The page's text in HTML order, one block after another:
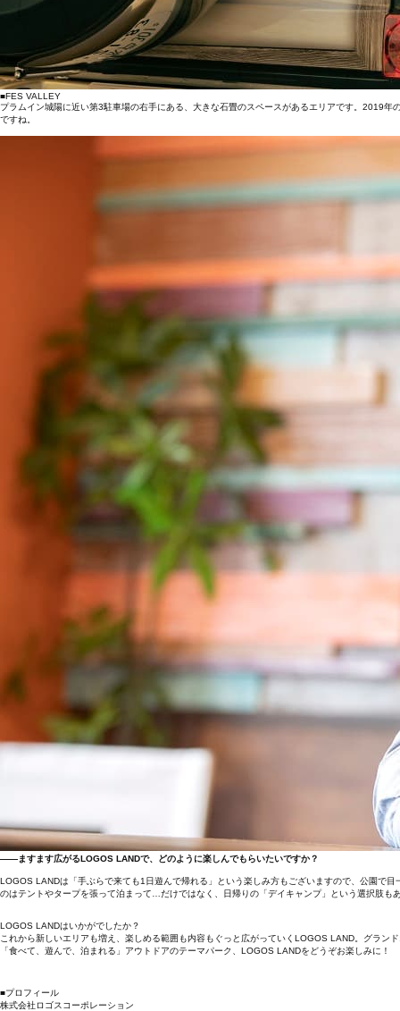
■FES VALLEY
プラムイン城陽に近い第3駐車場の右手にある、大きな石畳のスペースがあるエリアです。2019
ですね。
――ますます広がるLOGOS LANDで、どのように楽しんでもらいたいですか？
LOGOS LANDは「手ぶらで来ても1日遊んで帰れる」という楽しみ方もございますので、公園で
のはテントやタープを張って泊まって…だけではなく、日帰りの「デイキャンプ」という選択肢も
LOGOS LANDはいかがでしたか？
これから新しいエリアも増え、楽しめる範囲も内容もぐっと広がっていくLOGOS LAND。グラン
「食べて、遊んで、泊まれる」アウトドアのテーマパーク、LOGOS LANDをどうぞお楽しみに！
■プロフィール
株式会社ロゴスコーポレーション